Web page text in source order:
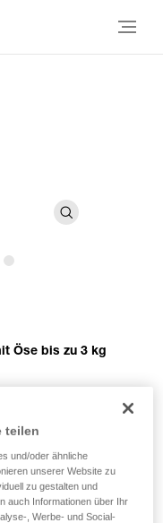
Öse bis zu 3 kg
zum Befestigen
für ein
teilen
und/oder ähnliche
unserer Website zu
zu gestalten und
auch Informationen über Ihr
, Werbe- und Social-